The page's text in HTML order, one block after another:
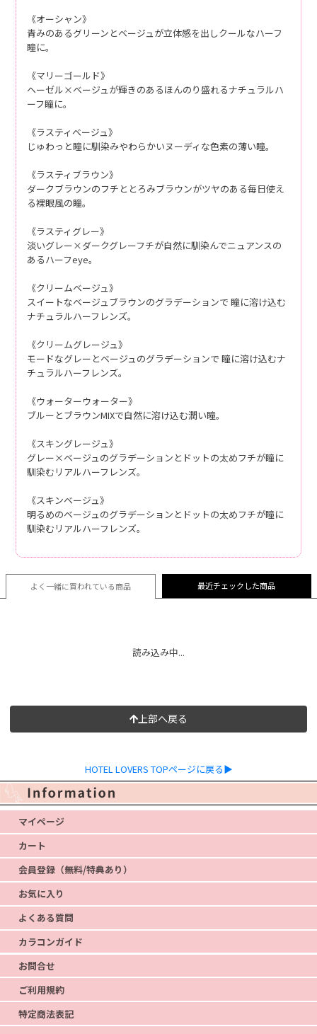
《オーシャン》
青みのあるグリーンとベージュが立体感を出しクールなハーフ
瞳に。
《マリーゴールド》
ヘーゼル×ベージュが輝きのあるほんのり盛れるナチュラルハ
ーフ瞳に。
《ラスティベージュ》
じゅわっと瞳に馴染みやわらかいヌーディな色素の薄い瞳。
《ラスティブラウン》
ダークブラウンのフチととろみブラウンがツヤのある毎日使え
る裸眼風の瞳。
《ラスティグレー》
淡いグレー×ダークグレーフチが自然に馴染んでニュアンスの
あるハーフeye。
《クリームベージュ》
スイートなベージュブラウンのグラデーションで 瞳に溶け込む
ナチュラルハーフレンズ。
《クリームグレージュ》
モードなグレーとベージュのグラデーションで 瞳に溶け込むナ
チュラルハーフレンズ。
《ウォーターウォーター》
ブルーとブラウンMIXで自然に溶け込む潤い瞳。
《スキングレージュ》
グレー×ベージュのグラデーションとドットの太めフチが瞳に
馴染むリアルハーフレンズ。
《スキンベージュ》
明るめのベージュのグラデーションとドットの太めフチが瞳に
馴染むリアルハーフレンズ。
よく一緒に買われている商品 最近チェックした商品
読み込み中...
上部へ戻る
HOTEL LOVERS TOPページに戻る▶
マイページ
カート
会員登録（無料/特典あり）
お気に入り
よくある質問
カラコンガイド
お問合せ
ご利用規約
特定商法表記